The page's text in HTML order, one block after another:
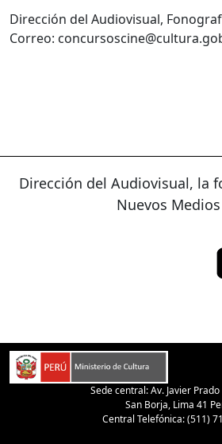
Dirección del Audiovisual,
Correo:
Dirección del Audiovisual, la
Nuevos Medios
Sede central: Av. Javier
San Borja, Lima 41
Central Telefónica: (511)